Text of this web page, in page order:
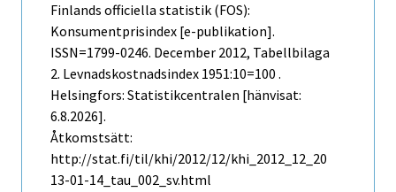
Finlands officiella statistik (FOS):
Konsumentprisindex [e-publikation].
ISSN=1799-0246. December 2012, Tabellbilaga
2. Levnadskostnadsindex 1951:10=100 .
Helsingfors: Statistikcentralen [hänvisat:
6.8.2026].
Åtkomstsätt:
http://stat.fi/til/khi/2012/12/khi_2012_12_20
13-01-14_tau_002_sv.html